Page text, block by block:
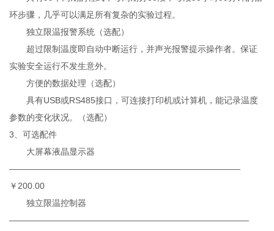
环步骤，几乎可以满足所有复杂的实验过程。
独立限温报警系统（选配）
超过限制温度即自动中断运行，并声光报警提示操作者。保证
实验安全运行不发生意外。
方便的数据处理（选配）
具有USB或RS485接口，可连接打印机或计算机，能记录温度
参数的变化状况。（选配）
3、可选配件
大屏幕液晶显示器
———————————————————————————
￥200.00
独立限温控制器
————————————————————————————